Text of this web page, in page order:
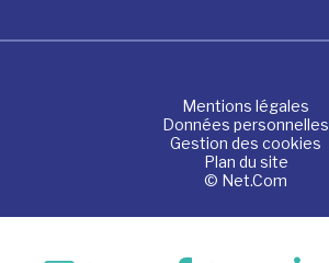
Mentions légales
Données personnelles
Gestion des cookies
Plan du site
© Net.Com